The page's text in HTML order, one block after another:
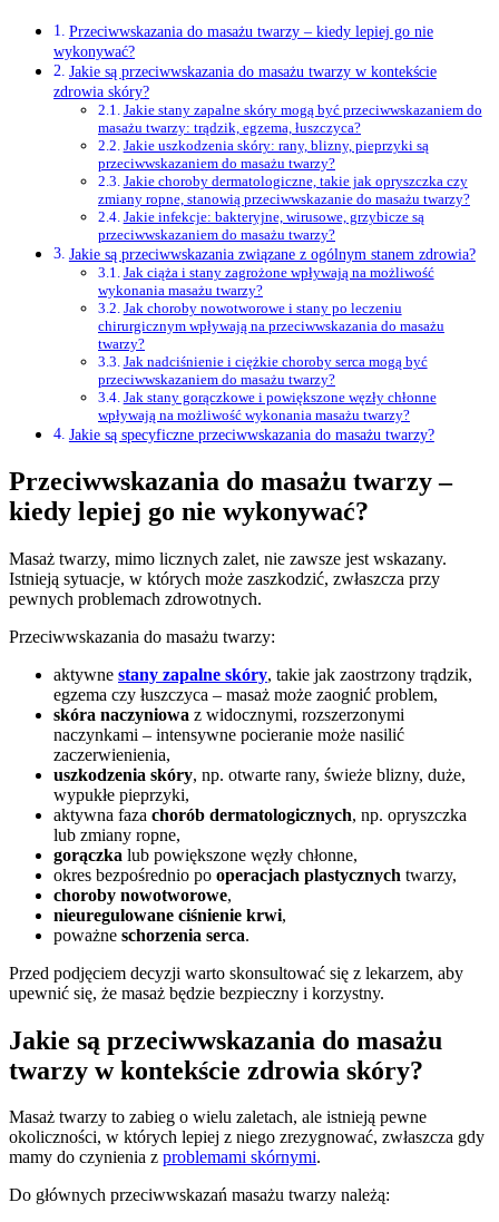
Przeciwwskazania do masażu twarzy – kiedy lepiej go nie
wykonywać?
Jakie są przeciwwskazania do masażu twarzy w kontekście
zdrowia skóry?
Jakie stany zapalne skóry mogą być przeciwwskazaniem do
masażu twarzy: trądzik, egzema, łuszczyca?
Jakie uszkodzenia skóry: rany, blizny, pieprzyki są
przeciwwskazaniem do masażu twarzy?
Jakie choroby dermatologiczne, takie jak opryszczka czy
zmiany ropne, stanowią przeciwwskazanie do masażu twarzy?
Jakie infekcje: bakteryjne, wirusowe, grzybicze są
przeciwwskazaniem do masażu twarzy?
Jakie są przeciwwskazania związane z ogólnym stanem zdrowia?
Jak ciąża i stany zagrożone wpływają na możliwość
wykonania masażu twarzy?
Jak choroby nowotworowe i stany po leczeniu
chirurgicznym wpływają na przeciwwskazania do masażu
twarzy?
Jak nadciśnienie i ciężkie choroby serca mogą być
przeciwwskazaniem do masażu twarzy?
Jak stany gorączkowe i powiększone węzły chłonne
wpływają na możliwość wykonania masażu twarzy?
Jakie są specyficzne przeciwwskazania do masażu twarzy?
Przeciwwskazania do masażu twarzy –
kiedy lepiej go nie wykonywać?
Masaż twarzy, mimo licznych zalet, nie zawsze jest wskazany.
Istnieją sytuacje, w których może zaszkodzić, zwłaszcza przy
pewnych problemach zdrowotnych.
Przeciwwskazania do masażu twarzy:
aktywne stany zapalne skóry, takie jak zaostrzony trądzik,
egzema czy łuszczyca – masaż może zaognić problem,
skóra naczyniowa z widocznymi, rozszerzonymi
naczynkami – intensywne pocieranie może nasilić
zaczerwienienia,
uszkodzenia skóry, np. otwarte rany, świeże blizny, duże,
wypukłe pieprzyki,
aktywna faza chorób dermatologicznych, np. opryszczka
lub zmiany ropne,
gorączka lub powiększone węzły chłonne,
okres bezpośrednio po operacjach plastycznych twarzy,
choroby nowotworowe,
nieuregulowane ciśnienie krwi,
poważne schorzenia serca.
Przed podjęciem decyzji warto skonsultować się z lekarzem, aby
upewnić się, że masaż będzie bezpieczny i korzystny.
Jakie są przeciwwskazania do masażu
twarzy w kontekście zdrowia skóry?
Masaż twarzy to zabieg o wielu zaletach, ale istnieją pewne
okoliczności, w których lepiej z niego zrezygnować, zwłaszcza gdy
mamy do czynienia z problemami skórnymi.
Do głównych przeciwwskazań masażu twarzy należą: